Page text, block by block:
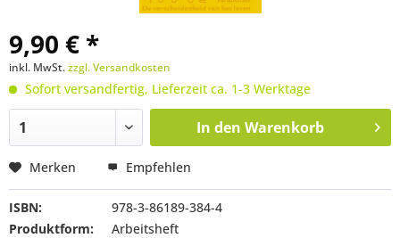
9,90 € *
inkl. MwSt.zzgl. Versandkosten
Sofort versandfertig, Lieferzeit ca. 1-3 Werktage
In den Warenkorb
Merken Empfehlen
ISBN:
978-3-86189-384-4
Produktform:
Arbeitsheft